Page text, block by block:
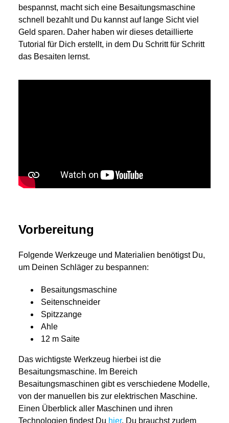
bespannst, macht sich eine Besaitungsmaschine
schnell bezahlt und Du kannst auf lange Sicht viel
Geld sparen. Daher haben wir dieses detaillierte
Tutorial für Dich erstellt, in dem Du Schritt für Schritt
das Besaiten lernst.
Vorbereitung
Folgende Werkzeuge und Materialien benötigst Du,
um Deinen Schläger zu bespannen:
Besaitungsmaschine
Seitenschneider
Spitzzange
Ahle
12 m Saite
Das wichtigste Werkzeug hierbei ist die
Besaitungsmaschine. Im Bereich
Besaitungsmaschinen gibt es verschiedene Modelle,
von der manuellen bis zur elektrischen Maschine.
Einen Überblick aller Maschinen und ihren
Technologien findest Du hier. Du brauchst zudem